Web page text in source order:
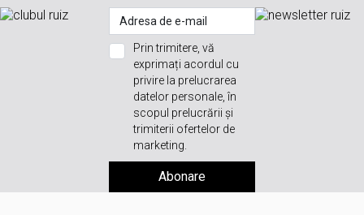
Prin trimitere, vă
exprimați acordul cu
privire la prelucrarea
datelor personale, în
scopul prelucrării și
trimiterii ofertelor de
marketing.
Abonare